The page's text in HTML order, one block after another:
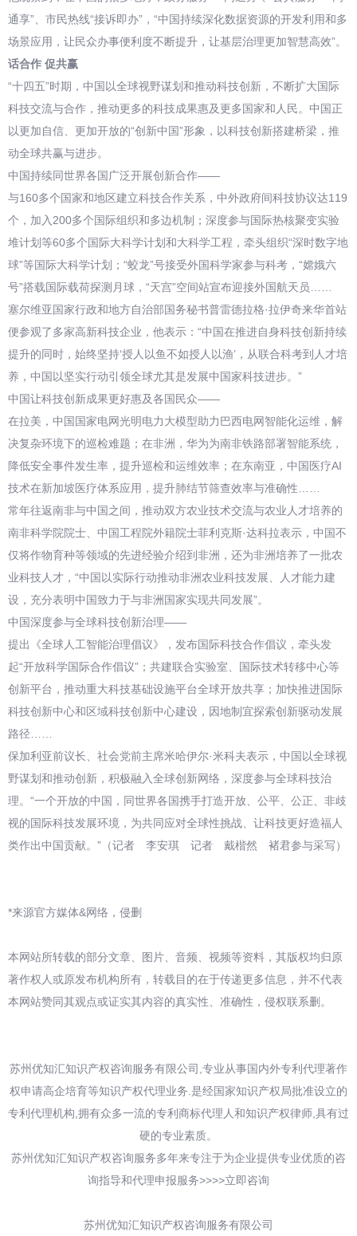
通享”、市民热线“接诉即办”，“中国持续深化数据资源的开发利用和多
场景应用，让民众办事便利度不断提升，让基层治理更加智慧高效”。
话合作 促共赢
“十四五”时期，中国以全球视野谋划和推动科技创新，不断扩大国际
科技交流与合作，推动更多的科技成果惠及更多国家和人民。中国正
以更加自信、更加开放的“创新中国”形象，以科技创新搭建桥梁，推
动全球共赢与进步。
中国持续同世界各国广泛开展创新合作——
与160多个国家和地区建立科技合作关系，中外政府间科技协议达119
个，加入200多个国际组织和多边机制；深度参与国际热核聚变实验
堆计划等60多个国际大科学计划和大科学工程，牵头组织“深时数字地
球”等国际大科学计划；“蛟龙”号接受外国科学家参与科考，“嫦娥六
号”搭载国际载荷探测月球，“天宫”空间站宣布迎接外国航天员……
塞尔维亚国家行政和地方自治部国务秘书普雷德拉格·拉伊奇来华首站
便参观了多家高新科技企业，他表示：“中国在推进自身科技创新持续
提升的同时，始终坚持‘授人以鱼不如授人以渔’，从联合科考到人才培
养，中国以坚实行动引领全球尤其是发展中国家科技进步。”
中国让科技创新成果更好惠及各国民众——
在拉美，中国国家电网光明电力大模型助力巴西电网智能化运维，解
决复杂环境下的巡检难题；在非洲，华为为南非铁路部署智能系统，
降低安全事件发生率，提升巡检和运维效率；在东南亚，中国医疗AI
技术在新加坡医疗体系应用，提升肺结节筛查效率与准确性……
常年往返南非与中国之间，推动双方农业技术交流与农业人才培养的
南非科学院院士、中国工程院外籍院士菲利克斯·达科拉表示，中国不
仅将作物育种等领域的先进经验介绍到非洲，还为非洲培养了一批农
业科技人才，“中国以实际行动推动非洲农业科技发展、人才能力建
设，充分表明中国致力于与非洲国家实现共同发展”。
中国深度参与全球科技创新治理——
提出《全球人工智能治理倡议》，发布国际科技合作倡议，牵头发
起“开放科学国际合作倡议”；共建联合实验室、国际技术转移中心等
创新平台，推动重大科技基础设施平台全球开放共享；加快推进国际
科技创新中心和区域科技创新中心建设，因地制宜探索创新驱动发展
路径……
保加利亚前议长、社会党前主席米哈伊尔·米科夫表示，中国以全球视
野谋划和推动创新，积极融入全球创新网络，深度参与全球科技治
理。“一个开放的中国，同世界各国携手打造开放、公平、公正、非歧
视的国际科技发展环境，为共同应对全球性挑战、让科技更好造福人
类作出中国贡献。”（记者 李安琪 记者 戴楷然 褚君参与采写）
*来源官方媒体&网络，侵删
本网站所转载的部分文章、图片、音频、视频等资料，其版权均归原
著作权人或原发布机构所有，转载目的在于传递更多信息，并不代表
本网站赞同其观点或证实其内容的真实性、准确性，侵权联系删。
苏州优知汇知识产权咨询服务有限公司,专业从事国内外专利代理著作
权申请高企培育等知识产权代理业务.是经国家知识产权局批准设立的
专利代理机构,拥有众多一流的专利商标代理人和知识产权律师,具有过
硬的专业素质。
苏州优知汇知识产权咨询服务多年来专注于为企业提供专业优质的咨
询指导和代理申报服务>>>>立即咨询
苏州优知汇知识产权咨询服务有限公司